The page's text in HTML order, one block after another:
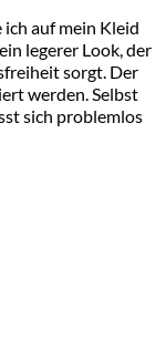
auf mein Kleid
legerer Look, der
sorgt. Der
werden. Selbst
sich problemlos